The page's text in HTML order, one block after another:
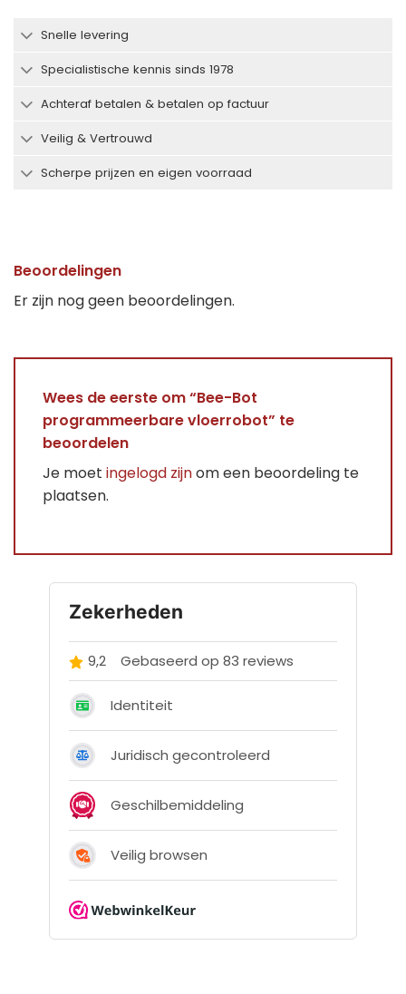
Snelle levering
Specialistische kennis sinds 1978
Achteraf betalen & betalen op factuur
Veilig & Vertrouwd
Scherpe prijzen en eigen voorraad
Beoordelingen
Er zijn nog geen beoordelingen.
Wees de eerste om “Bee-Bot
programmeerbare vloerrobot” te
beoordelen
Je moet ingelogd zijnom een beoordeling te
plaatsen.